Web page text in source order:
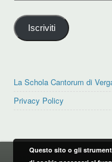
mail
Iscriviti
La Schola Cantorum di
Privacy Policy
PRIVACY POLICY
Questo sito o gli